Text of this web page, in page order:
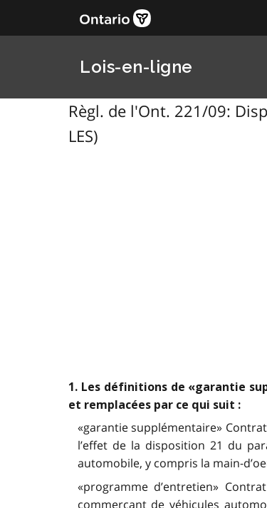
Lois-en-ligne
Règl. de l'Ont. 221/09:
LES)
1. Les définitions de «garantie
et remplacées par ce qui suit :
«garantie supplémentaire»
l’effet de la disposition 21 du
automobile, y compris la main-
«programme d’entretien»
commerçant de véhicules